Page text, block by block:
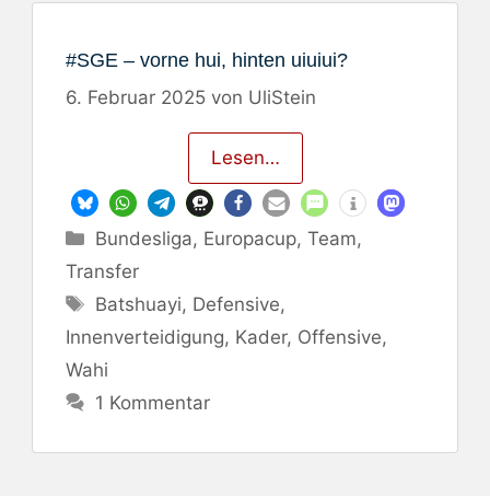
#SGE – vorne hui, hinten uiuiui?
6. Februar 2025 von UliStein
Lesen…
Kategorien
Bundesliga, Europacup,Team,
Transfer
Schlagwörter
Batshuayi, Defensive,
Innenverteidigung, Kader, Offensive,
Wahi
1 Kommentar